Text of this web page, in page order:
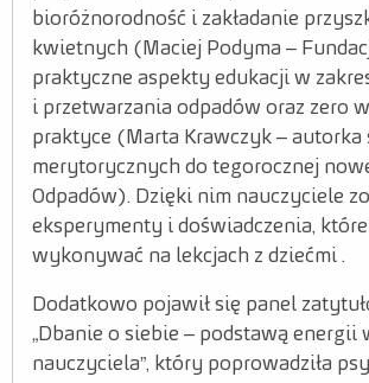
bioróżnorodność i zakładanie
kwietnych (Maciej Podyma –
praktyczne aspekty edukacji w
i przetwarzania odpadów oraz zero
praktyce (Marta Krawczyk – autorka
merytorycznych do tegorocznej
Odpadów). Dzięki nim nauczyciele
eksperymenty i doświadczenia,
wykonywać na lekcjach z dziećmi .
Dodatkowo pojawił się panel
„Dbanie o siebie – podstawą energii
nauczyciela”, który poprowadziła